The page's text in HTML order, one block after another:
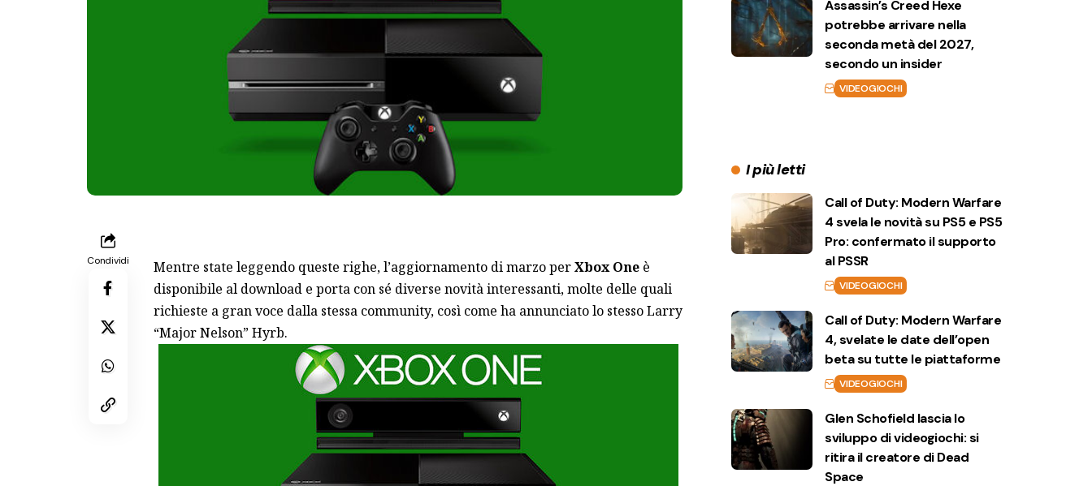
Condividi Mentre state leggendo queste righe, l’aggiornamento di marzo perXbox Oneè
disponibile al download e porta con sé diverse novità interessanti, molte delle quali
richieste a gran voce dalla stessa community, così come ha annunciato lo stesso Larry
“Major Nelson” Hyrb.
Assassin’s Creed Hexe
potrebbe arrivare nella
seconda metà del 2027,
secondo un insider
VIDEOGIOCHI
I più letti
Call of Duty: Modern Warfare
4 svela le novità su PS5 e PS5
Pro: confermato il supporto
al PSSR
VIDEOGIOCHI
Call of Duty: Modern Warfare
4, svelate le date dell’open
beta su tutte le piattaforme
VIDEOGIOCHI
Glen Schofield lascia lo
sviluppo di videogiochi: si
ritira il creatore di Dead
Space